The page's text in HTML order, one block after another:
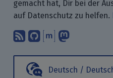
gemacht hat, Dir bei der
auf Datenschutz zu helfen.
Abonniere
Finde uns bei
Deutsch /